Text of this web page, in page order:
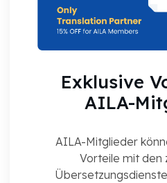
Exklusive
AILA-
AILA-Mitglieder
Vorteile mit den